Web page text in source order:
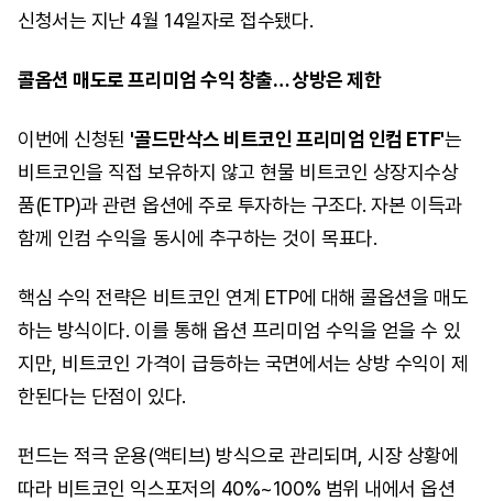
신청서는 지난 4월 14일자로 접수됐다.
콜옵션 매도로 프리미엄 수익 창출… 상방은 제한
이번에 신청된 '골드만삭스 비트코인 프리미엄 인컴 ETF'는
비트코인을 직접 보유하지 않고 현물 비트코인 상장지수상
품(ETP)과 관련 옵션에 주로 투자하는 구조다. 자본 이득과
함께 인컴 수익을 동시에 추구하는 것이 목표다.
핵심 수익 전략은 비트코인 연계 ETP에 대해 콜옵션을 매도
하는 방식이다. 이를 통해 옵션 프리미엄 수익을 얻을 수 있
지만, 비트코인 가격이 급등하는 국면에서는 상방 수익이 제
한된다는 단점이 있다.
펀드는 적극 운용(액티브) 방식으로 관리되며, 시장 상황에
따라 비트코인 익스포저의 40%~100% 범위 내에서 옵션